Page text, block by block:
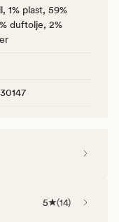
1% plast, 59%
duftolje, 2%
5 (14)